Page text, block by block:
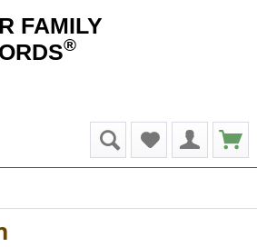
FAMILY
®